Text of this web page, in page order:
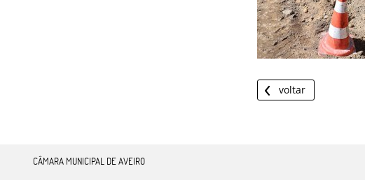
voltar
CÂMARA MUNICIPAL DE AVEIRO